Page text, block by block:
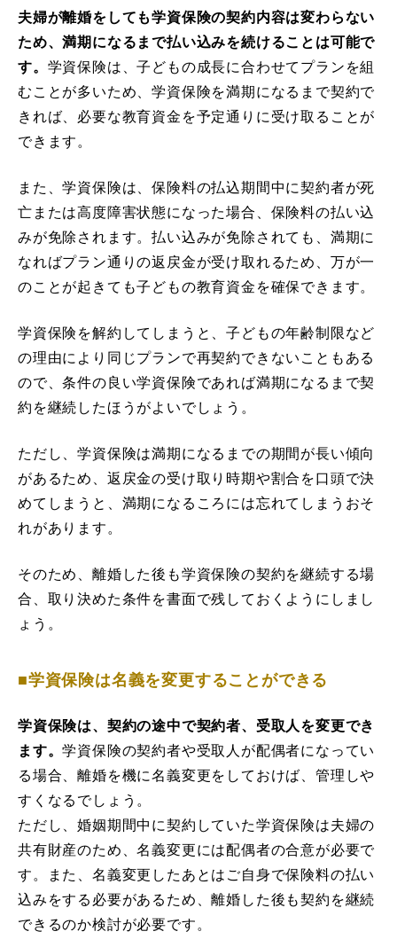
夫婦が離婚をしても学資保険の契約内容は変わらない
ため、満期になるまで払い込みを続けることは可能で
す。 学資保険は、子どもの成長に合わせてプランを組
むことが多いため、学資保険を満期になるまで契約で
きれば、必要な教育資金を予定通りに受け取ることが
できます。
また、学資保険は、保険料の払込期間中に契約者が死
亡または高度障害状態になった場合、保険料の払い込
みが免除されます。払い込みが免除されても、満期に
なればプラン通りの返戻金が受け取れるため、万が一
のことが起きても子どもの教育資金を確保できます。
学資保険を解約してしまうと、子どもの年齢制限など
の理由により同じプランで再契約できないこともある
ので、条件の良い学資保険であれば満期になるまで契
約を継続したほうがよいでしょう。
ただし、学資保険は満期になるまでの期間が長い傾向
があるため、返戻金の受け取り時期や割合を口頭で決
めてしまうと、満期になるころには忘れてしまうおそ
れがあります。
そのため、離婚した後も学資保険の契約を継続する場
合、取り決めた条件を書面で残しておくようにしまし
ょう。
■学資保険は名義を変更することができる
学資保険は、契約の途中で契約者、受取人を変更でき
ます。学資保険の契約者や受取人が配偶者になってい
る場合、離婚を機に名義変更をしておけば、管理しや
すくなるでしょう。
ただし、婚姻期間中に契約していた学資保険は夫婦の
共有財産のため、名義変更には配偶者の合意が必要で
す。また、名義変更したあとはご自身で保険料の払い
込みをする必要があるため、離婚した後も契約を継続
できるのか検討が必要です。